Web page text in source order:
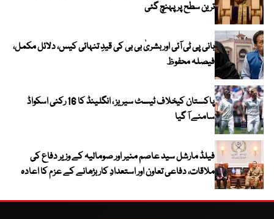
ترین سطح پر پہنچ گئی
بانی پی ٹی آئی اور بشریٰ بی بی کی قیدِ تنہائی کیس، دلائل مکمل،
فیصلہ محفوظ
پاکستان کیخلاف ٹیسٹ سیریز ، انگلینڈ کا 16 رکنی اسکواڈ
سامنے آ گیا
فیلڈ مارشل سید عاصم منیر اور صومالیہ کے وزیر دفاع کی
ملاقات، دفاعی تعاون اور استعدادِ کار بڑھانے کے عزم کا اعادہ